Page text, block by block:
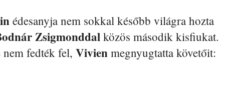
édesanyja nem sokkal később világra hozta
Zsigmonddalközös második kisfiukat.
fedték fel, Vivien megnyugtatta követőit: